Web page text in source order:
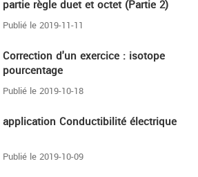
partie règle duet et octet (Partie 2)
Publié le 2019-11-11
Correction d'un exercice : isotope
pourcentage
Publié le 2019-10-18
application Conductibilité électrique
Publié le 2019-10-09